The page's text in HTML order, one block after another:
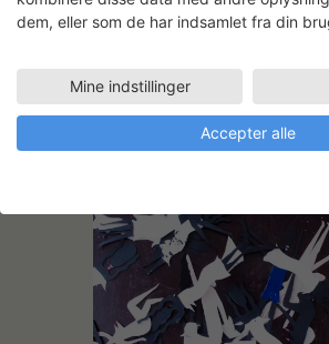
dem, eller som de har indsamlet fra din
Mine indstillinger
Accepter alle